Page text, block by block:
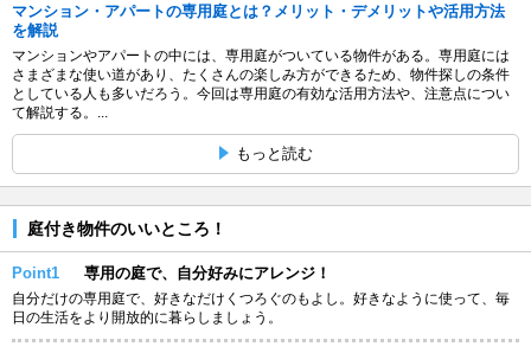
マンション・アパートの専用庭とは？メリット・デメリットや活用方法
を解説
マンションやアパートの中には、専用庭がついている物件がある。専用庭には
さまざまな使い道があり、たくさんの楽しみ方ができるため、物件探しの条件
としている人も多いだろう。今回は専用庭の有効な活用方法や、注意点につい
て解説する。...
もっと読む
庭付き物件のいいところ！
Point1 専用の庭で、自分好みにアレンジ！
自分だけの専用庭で、好きなだけくつろぐのもよし。好きなように使って、毎
日の生活をより開放的に暮らしましょう。